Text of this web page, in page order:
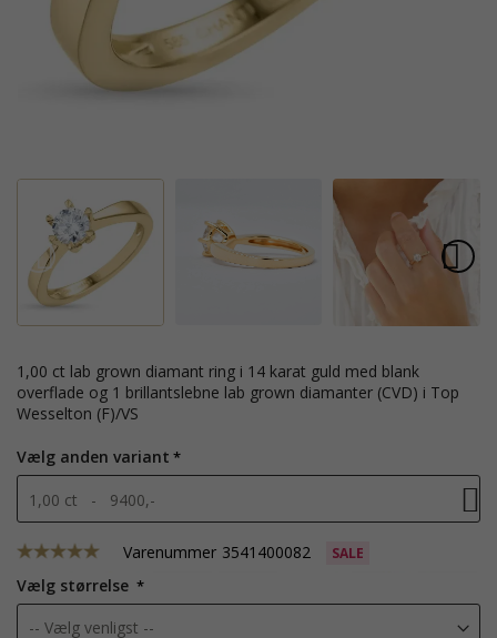
1,00 ct lab grown diamant ring i 14 karat guld med blank
overflade og 1 brillantslebne lab grown diamanter (CVD) i Top
Wesselton (F)/VS
Vælg anden variant
1,00 ct - 9400,-
Varenummer 3541400082 SALE
Vælg størrelse